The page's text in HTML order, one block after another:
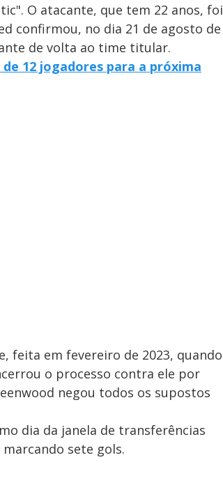
O atacante, que tem 22 anos, foi
confirmou, no dia 21 de agosto de
de volta ao time titular.
12 jogadores para a próxima
feita em fevereiro de 2023, quando
o processo contra ele por
negou todos os supostos
dia da janela de transferências
sete gols.